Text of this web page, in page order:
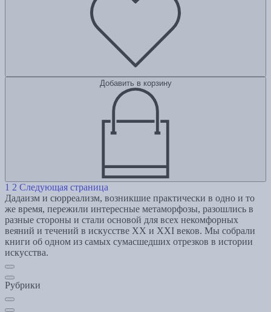
Добавить в корзину
1 2 Следующая страница
Дадаизм и сюрреализм, возникшие практически в одно и то
же время, пережили интересные метаморфозы, разошлись в
разные стороны и стали основой для всех некомфорных
веяний и течений в искусстве ХХ и XXI веков. Мы собрали
книги об одном из самых сумасшедших отрезков в истории
искусства.
Рубрики